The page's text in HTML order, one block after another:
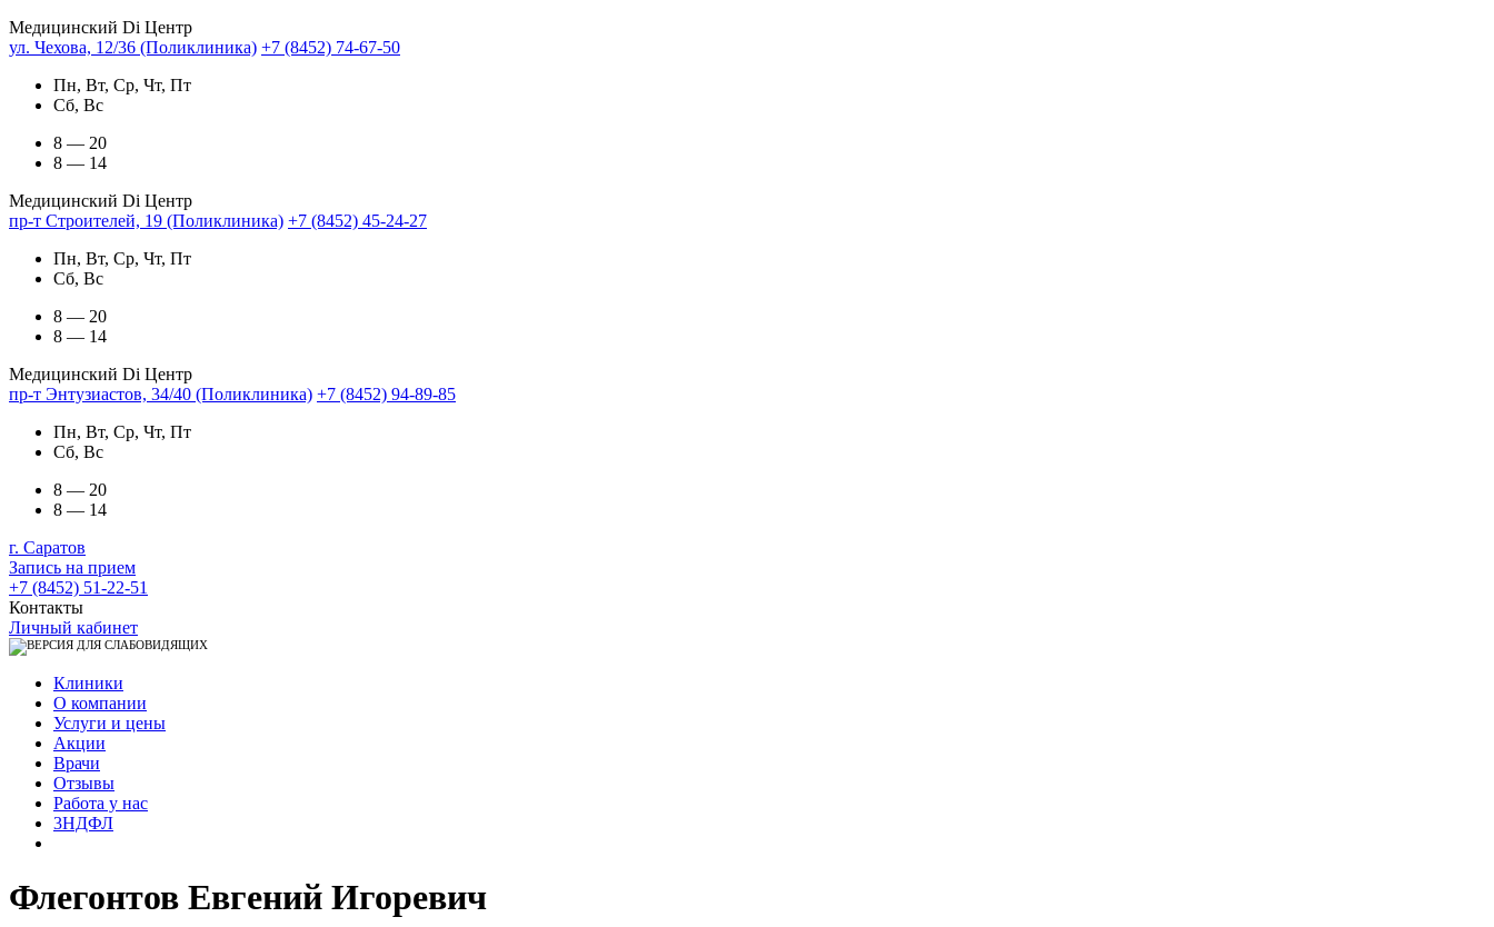
Медицинский Di Центр
ул. Чехова, 12/36 (Поликлиника) +7 (8452) 74-67-50
Пн, Вт, Ср, Чт, Пт
Сб, Вс
8 — 20
8 — 14
Медицинский Di Центр
пр-т Строителей, 19 (Поликлиника) +7 (8452) 45-24-27
Пн, Вт, Ср, Чт, Пт
Сб, Вс
8 — 20
8 — 14
Медицинский Di Центр
пр-т Энтузиастов, 34/40 (Поликлиника) +7 (8452) 94-89-85
Пн, Вт, Ср, Чт, Пт
Сб, Вс
8 — 20
8 — 14
г. Саратов
Запись на прием
+7 (8452) 51-22-51
Контакты
Личный кабинет
Клиники
О компании
Услуги и цены
Акции
Врачи
Отзывы
Работа у нас
3НДФЛ
Флегонтов Евгений Игоревич